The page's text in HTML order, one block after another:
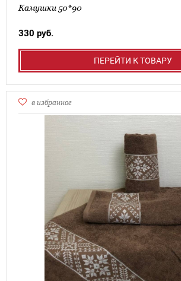
Камушки 50*90
330 руб.
ПЕРЕЙТИ К ТОВАРУ
в избранное